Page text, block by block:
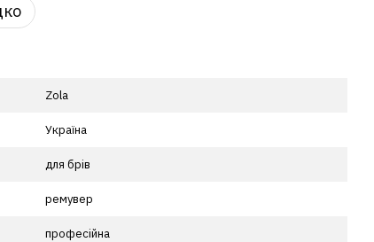
Zola
Україна
для брів
ремувер
професійна